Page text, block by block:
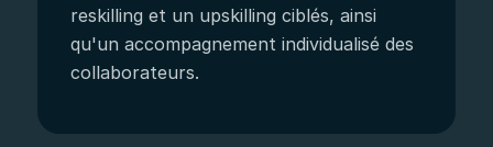
reskilling et un upskilling ciblés, ainsi
qu'un accompagnement individualisé des
collaborateurs.